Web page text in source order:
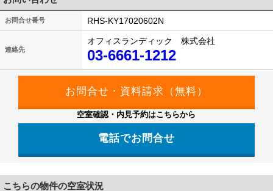
お問合せ番号 RHS-KY17020602N
連絡先
オフィスランディック 株式会社
03-6661-1212
空室確認・内見予約はこちらから
電話でお問合せ
こちらの物件の空室状況